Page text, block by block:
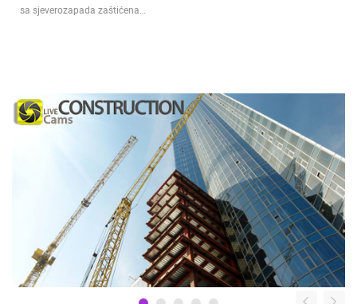
sa sjeverozapada zaštićena…